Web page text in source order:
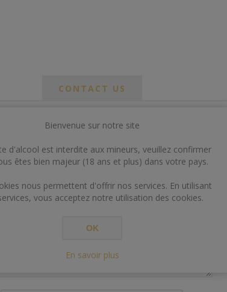
CONTACT US
Bienvenue sur notre site
d'alcool est interdite aux mineurs, veuillez confirmer
êtes bien majeur (18 ans et plus) dans votre pays.
nous permettent d'offrir nos services. En utilisant
vous acceptez notre utilisation des cookies.
OK
En savoir plus